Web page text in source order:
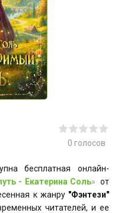
0 голосов
бесплатная онлайн-
- Екатерина Соль» от
к жанру "Фэнтези"
читателей, и ее